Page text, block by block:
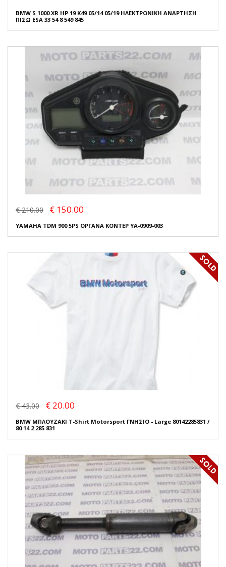
BMW S 1000 XR HP 19 K49 05/14 05/19 ΗΛΕΚΤΡΟΝΙΚΗ ΑΝΑΡΤΗΣΗ
ΠΙΣΩ ESA 33 54 8 549 845
€ 210.00 € 150.00
YAMAHA TDM 900 5PS ΟΡΓΑΝΑ ΚΟΝΤΕΡ YA-0909-003
€ 43.00 € 20.00
BMW ΜΠΛΟΥΖΑΚΙ T-Shirt Motorsport ΓΝΗΣΙΟ - Large 80142285831 /
80 14 2 285 831